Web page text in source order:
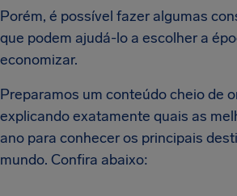
Porém, é possível fazer algumas
que podem ajudá-lo a escolher a
economizar.
Preparamos um conteúdo cheio de
explicando exatamente quais as
ano para conhecer os principais
mundo. Confira abaixo: